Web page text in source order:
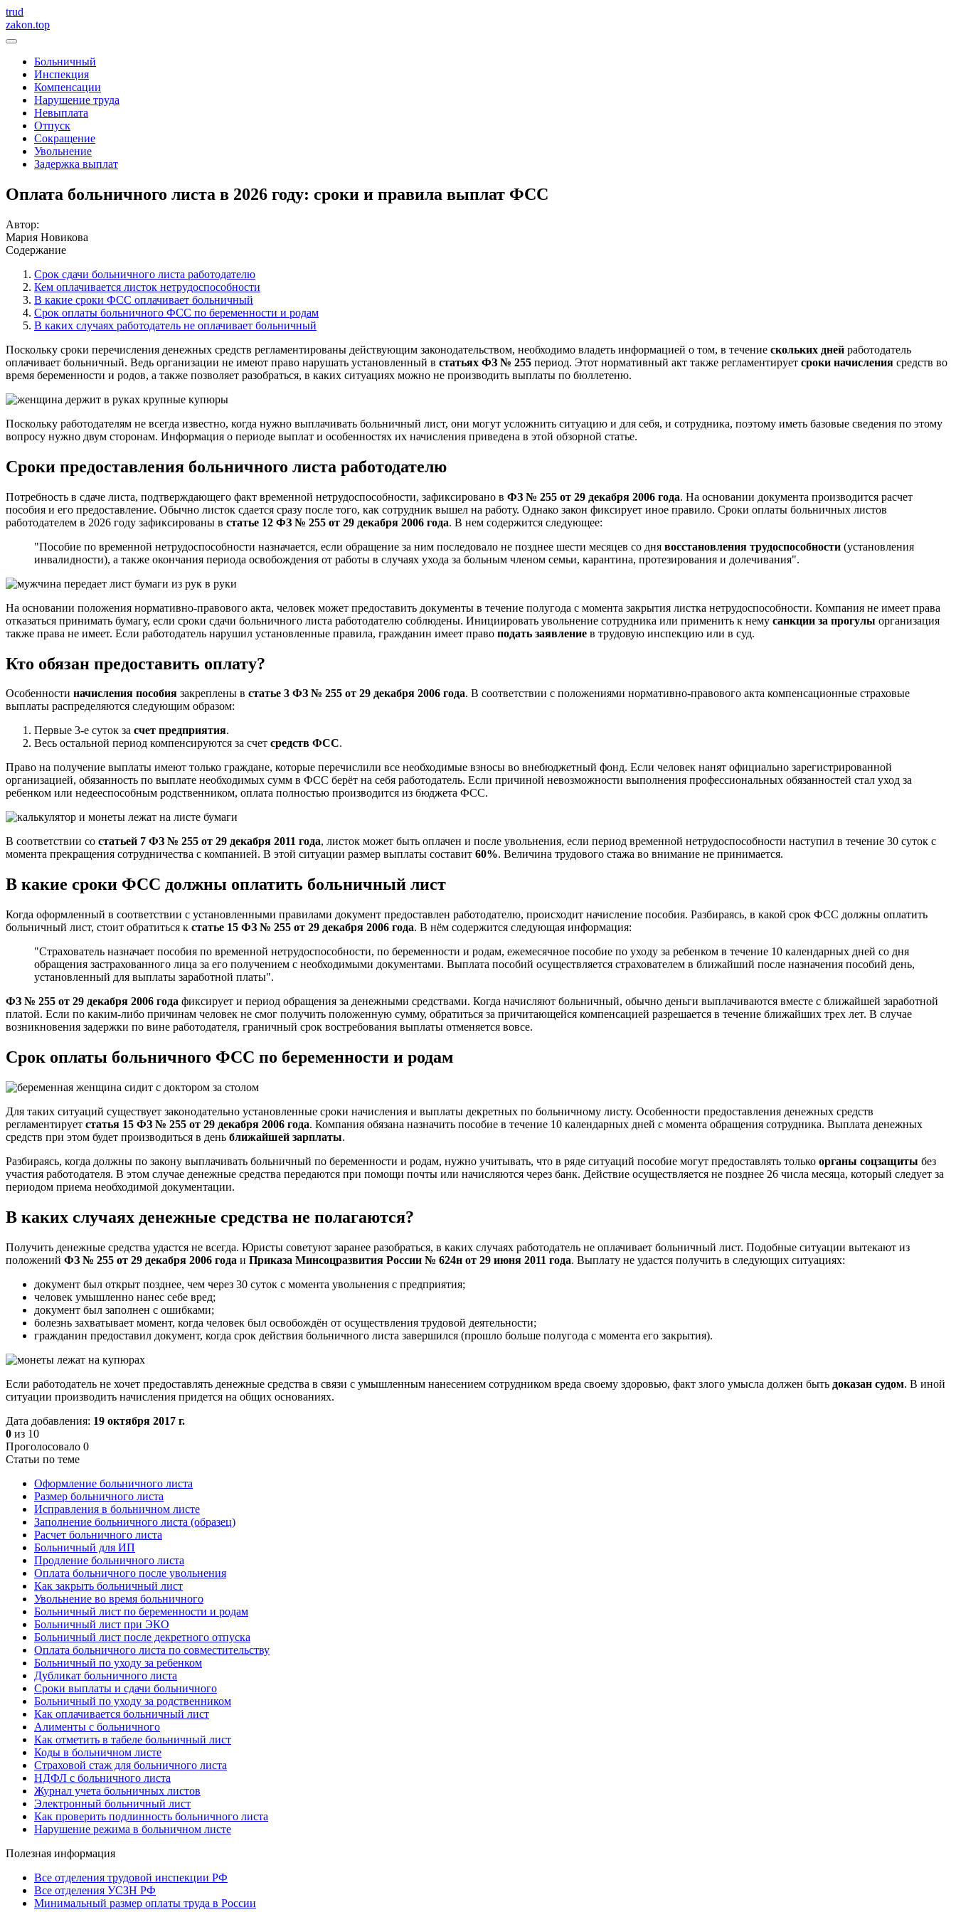
trud
zakon.top
Больничный
Инспекция
Компенсации
Нарушение труда
Невыплата
Отпуск
Сокращение
Увольнение
Задержка выплат
Оплата больничного листа в 2026 году: сроки и правила выплат ФСС
Автор:
Мария Новикова
Содержание
Срок сдачи больничного листа работодателю
Кем оплачивается листок нетрудоспособности
В какие сроки ФСС оплачивает больничный
Срок оплаты больничного ФСС по беременности и родам
В каких случаях работодатель не оплачивает больничный
Поскольку сроки перечисления денежных средств регламентированы действующим законодательством, необходимо владеть информацией о том, в течение скольких дней работодатель
оплачивает больничный. Ведь организации не имеют право нарушать установленный в статьях ФЗ № 255 период. Этот нормативный акт также регламентирует сроки начисления средств во
время беременности и родов, а также позволяет разобраться, в каких ситуациях можно не производить выплаты по бюллетеню.
Поскольку работодателям не всегда известно, когда нужно выплачивать больничный лист, они могут усложнить ситуацию и для себя, и сотрудника, поэтому иметь базовые сведения по этому
вопросу нужно двум сторонам. Информация о периоде выплат и особенностях их начисления приведена в этой обзорной статье.
Сроки предоставления больничного листа работодателю
Потребность в сдаче листа, подтверждающего факт временной нетрудоспособности, зафиксировано в ФЗ № 255 от 29 декабря 2006 года. На основании документа производится расчет
пособия и его предоставление. Обычно листок сдается сразу после того, как сотрудник вышел на работу. Однако закон фиксирует иное правило. Сроки оплаты больничных листов
работодателем в 2026 году зафиксированы в статье 12 ФЗ № 255 от 29 декабря 2006 года. В нем содержится следующее:
"Пособие по временной нетрудоспособности назначается, если обращение за ним последовало не позднее шести месяцев со дня восстановления трудоспособности (установления
инвалидности), а также окончания периода освобождения от работы в случаях ухода за больным членом семьи, карантина, протезирования и долечивания".
На основании положения нормативно-правового акта, человек может предоставить документы в течение полугода с момента закрытия листка нетрудоспособности. Компания не имеет права
отказаться принимать бумагу, если сроки сдачи больничного листа работодателю соблюдены. Инициировать увольнение сотрудника или применить к нему санкции за прогулы организация
также права не имеет. Если работодатель нарушил установленные правила, гражданин имеет право подать заявление в трудовую инспекцию или в суд.
Кто обязан предоставить оплату?
Особенности начисления пособия закреплены в статье 3 ФЗ № 255 от 29 декабря 2006 года. В соответствии с положениями нормативно-правового акта компенсационные страховые
выплаты распределяются следующим образом:
Первые 3-е суток за счет предприятия.
Весь остальной период компенсируются за счет средств ФСС.
Право на получение выплаты имеют только граждане, которые перечислили все необходимые взносы во внебюджетный фонд. Если человек нанят официально зарегистрированной
организацией, обязанность по выплате необходимых сумм в ФСС берёт на себя работодатель. Если причиной невозможности выполнения профессиональных обязанностей стал уход за
ребенком или недееспособным родственником, оплата полностью производится из бюджета ФСС.
В соответствии со статьей 7 ФЗ № 255 от 29 декабря 2011 года, листок может быть оплачен и после увольнения, если период временной нетрудоспособности наступил в течение 30 суток с
момента прекращения сотрудничества с компанией. В этой ситуации размер выплаты составит 60%. Величина трудового стажа во внимание не принимается.
В какие сроки ФСС должны оплатить больничный лист
Когда оформленный в соответствии с установленными правилами документ предоставлен работодателю, происходит начисление пособия. Разбираясь, в какой срок ФСС должны оплатить
больничный лист, стоит обратиться к статье 15 ФЗ № 255 от 29 декабря 2006 года. В нём содержится следующая информация:
"Страхователь назначает пособия по временной нетрудоспособности, по беременности и родам, ежемесячное пособие по уходу за ребенком в течение 10 календарных дней со дня
обращения застрахованного лица за его получением с необходимыми документами. Выплата пособий осуществляется страхователем в ближайший после назначения пособий день,
установленный для выплаты заработной платы".
ФЗ № 255 от 29 декабря 2006 года фиксирует и период обращения за денежными средствами. Когда начисляют больничный, обычно деньги выплачиваются вместе с ближайшей заработной
платой. Если по каким-либо причинам человек не смог получить положенную сумму, обратиться за причитающейся компенсацией разрешается в течение ближайших трех лет. В случае
возникновения задержки по вине работодателя, граничный срок востребования выплаты отменяется вовсе.
Срок оплаты больничного ФСС по беременности и родам
Для таких ситуаций существует законодательно установленные сроки начисления и выплаты декретных по больничному листу. Особенности предоставления денежных средств
регламентирует статья 15 ФЗ № 255 от 29 декабря 2006 года. Компания обязана назначить пособие в течение 10 календарных дней с момента обращения сотрудника. Выплата денежных
средств при этом будет производиться в день ближайшей зарплаты.
Разбираясь, когда должны по закону выплачивать больничный по беременности и родам, нужно учитывать, что в ряде ситуаций пособие могут предоставлять только органы соцзащиты без
участия работодателя. В этом случае денежные средства передаются при помощи почты или начисляются через банк. Действие осуществляется не позднее 26 числа месяца, который следует за
периодом приема необходимой документации.
В каких случаях денежные средства не полагаются?
Получить денежные средства удастся не всегда. Юристы советуют заранее разобраться, в каких случаях работодатель не оплачивает больничный лист. Подобные ситуации вытекают из
положений ФЗ № 255 от 29 декабря 2006 года и Приказа Минсоцразвития России № 624н от 29 июня 2011 года. Выплату не удастся получить в следующих ситуациях:
документ был открыт позднее, чем через 30 суток с момента увольнения с предприятия;
человек умышленно нанес себе вред;
документ был заполнен с ошибками;
болезнь захватывает момент, когда человек был освобождён от осуществления трудовой деятельности;
гражданин предоставил документ, когда срок действия больничного листа завершился (прошло больше полугода с момента его закрытия).
Если работодатель не хочет предоставлять денежные средства в связи с умышленным нанесением сотрудником вреда своему здоровью, факт злого умысла должен быть доказан судом. В иной
ситуации производить начисления придется на общих основаниях.
Дата добавления: 19 октября 2017 г.
0 из 10
Проголосовало 0
Статьи по теме
Оформление больничного листа
Размер больничного листа
Исправления в больничном листе
Заполнение больничного листа (образец)
Расчет больничного листа
Больничный для ИП
Продление больничного листа
Оплата больничного после увольнения
Как закрыть больничный лист
Увольнение во время больничного
Больничный лист по беременности и родам
Больничный лист при ЭКО
Больничный лист после декретного отпуска
Оплата больничного листа по совместительству
Больничный по уходу за ребенком
Дубликат больничного листа
Сроки выплаты и сдачи больничного
Больничный по уходу за родственником
Как оплачивается больничный лист
Алименты с больничного
Как отметить в табеле больничный лист
Коды в больничном листе
Страховой стаж для больничного листа
НДФЛ с больничного листа
Журнал учета больничных листов
Электронный больничный лист
Как проверить подлинность больничного листа
Нарушение режима в больничном листе
Полезная информация
Все отделения трудовой инспекции РФ
Все отделения УСЗН РФ
Минимальный размер оплаты труда в России